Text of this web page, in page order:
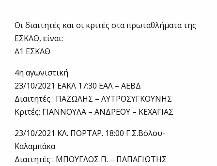
Οι διαιτητές και οι κριτές στα πρωταθλήματα της
ΕΣΚΑΘ, είναι:
Α1 ΕΣΚΑΘ
4η αγωνιστική
23/10/2021 ΕΑΚΛ 17:30 ΕΑΛ – ΑΕΒΔ
Διαιτητές : ΠΑΖΩΛΗΣ – ΛΥΤΡΟΣΥΓΚΟΥΝΗΣ
Κριτές: ΓΙΑΝΝΟΥΛΑ – ΑΝΔΡΕΟΥ – ΚΕΧΑΓΙΑΣ
23/10/2021 ΚΛ. ΠΟΡΤΑΡ. 18:00 Γ.Σ.Βόλου-
Καλαμπάκα
Διαιτητές : ΜΠΟΥΓΛΟΣ Π. – ΠΑΠΑΓΙΩΤΗΣ